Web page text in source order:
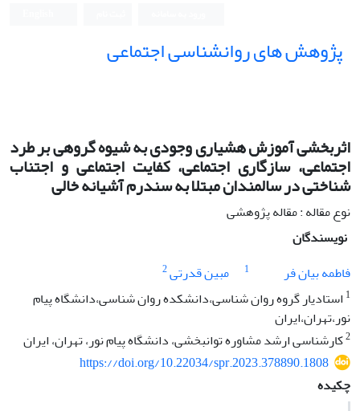
پژوهش های روانشناسی اجتماعی
اثربخشی آموزش هشیاری وجودی به شیوه گروهی بر طرد
اجتماعی، سازگاری اجتماعی، کفایت اجتماعی و اجتناب
شناختی در سالمندان مبتلا به سندرم آشیانه خالی
نوع مقاله : مقاله پژوهشی
نویسندگان
فاطمه بیان فر
1 مبین قدرتی2
1 استادیار گروه روان شناسی،دانشکده روان شناسی،دانشگاه پیام
نور،تهران،ایران
2کارشناسی ارشد مشاوره توانبخشی، دانشگاه پیام نور، تهران، ایران
https://doi.org/10.22034/spr.2023.378890.1808
چکیده